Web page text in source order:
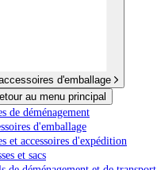
d'emballage
au menu principal
de déménagement
d'emballage
et accessoires d'expédition
et sacs